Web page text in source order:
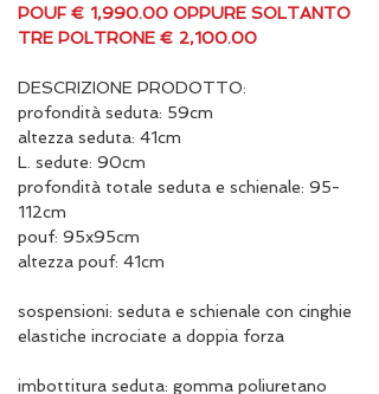
POUF € 1,990.00 OPPURE SOLTANTO
TRE POLTRONE € 2,100.00
DESCRIZIONE PRODOTTO:
profondità seduta: 59cm
altezza seduta: 41cm
L. sedute: 90cm
profondità totale seduta e schienale: 95-
112cm
pouf: 95x95cm
altezza pouf: 41cm
sospensioni: seduta e schienale con cinghie
elastiche incrociate a doppia forza
imbottitura seduta: gomma poliuretano